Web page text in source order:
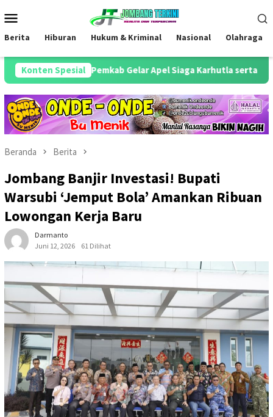
ke
kontenMobile
Berita Hiburan Hukum & Kriminal Nasional Olahraga
Konten Spesial
Pemkab Gelar Apel Siaga Karhutla serta Cek Alutsista Bencana
Beranda Berita
Jombang Banjir Investasi! Bupati
Warsubi ‘Jemput Bola’ Amankan Ribuan
Lowongan Kerja Baru
Darmanto
Juni 12, 2026
61 Dilihat